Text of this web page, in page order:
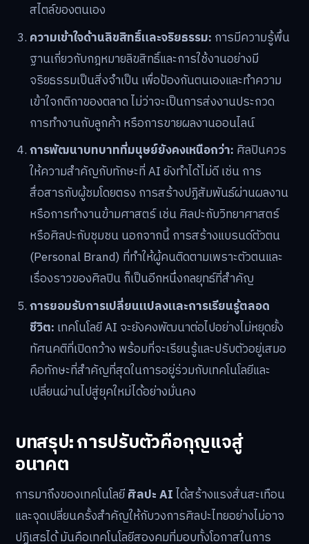
สไตล์ของตนเอง
ความเข้าใจด้านลิขสิทธิ์และจริยธรรม: การมีความรู้พื้น
ฐานเกี่ยวกับกฎหมายลิขสิทธิ์และการใช้งานอย่างมี
จริยธรรมเป็นสิ่งจำเป็น เพื่อป้องกันตนเองและทำความ
เข้าใจกติกาของตลาด ไม่ว่าจะเป็นการส่งงานประกวด
การทำงานกับลูกค้า หรือการขายผลงานออนไลน์
การพัฒนาบทบาทที่มนุษย์ยังคงเหนือกว่า: ศิลปินควร
ให้ความสำคัญกับทักษะที่ AI ยังทำได้ไม่ดี เช่น การ
สื่อสารกับผู้ชมโดยตรง การสร้างปฏิสัมพันธ์ผ่านผลงาน
หรือการทำงานข้ามศาสตร์ เช่น ศิลปะกับวิทยาศาสตร์
หรือศิลปะกับชุมชน นอกจากนี้ การสร้างแบรนด์ตัวตน
(Personal Brand) ที่ทำให้ผู้คนติดตามเพราะตัวตนและ
เรื่องราวของศิลปิน ก็เป็นอีกหนึ่งกลยุทธ์ที่สำคัญ
การยอมรับการเปลี่ยนแปลงและการเรียนรู้ตลอด
ชีวิต: เทคโนโลยี AI จะยังคงพัฒนาต่อไปอย่างไม่หยุดยั้ง
ทัศนคติที่เปิดกว้าง พร้อมที่จะเรียนรู้และปรับตัวอยู่เสมอ
คือทักษะที่สำคัญที่สุดในการอยู่ร่วมกับเทคโนโลยีและ
เปลี่ยนผ่านไปสู่ยุคใหม่ได้อย่างมั่นคง
บทสรุป: การปรับตัวคือกุญแจสู่
อนาคต
การมาถึงของเทคโนโลยีศิลปะ AIได้สร้างแรงสั่นสะเทือน
และจุดเปลี่ยนครั้งสำคัญให้กับวงการศิลปะไทยอย่างไม่อาจ
ปฏิเสธได้ มันคือเทคโนโลยีสองคมที่มอบทั้งโอกาสในการ